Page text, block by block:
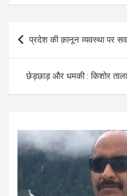
ce
b
o
o
k
at
A
p
p
ail
Post
navigation
प्रदेश की क़ानून व्यवस्था पर
छेड़छाड़ और धमकी : किशोर